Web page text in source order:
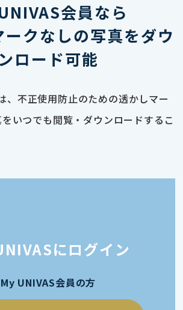
会員なら
クなしの写真をダウ
ンロード可能
、不正使用防止のための透かしマー
いつでも閲覧・ダウンロードするこ
にログイン
My UNIVAS会員の方